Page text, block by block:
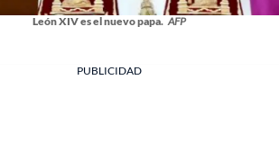
León XIV es el nuevo papa. AFP
PUBLICIDAD